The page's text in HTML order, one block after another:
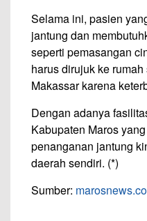
Selama ini, pasien
jantung dan
seperti pemasangan
harus dirujuk ke
Makassar karena
Dengan adanya
Kabupaten Maros
penanganan jantung
daerah sendiri. (*)
Sumber: